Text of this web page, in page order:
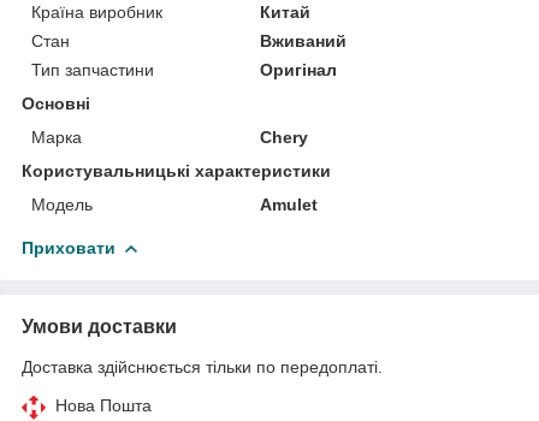
Країна виробник
Китай
Стан
Вживаний
Тип запчастини
Оригінал
Основні
Марка
Chery
Користувальницькі характеристики
Мoдель
Amulet
Приховати
Умови доставки
Доставка здійснюється тільки по передоплаті.
Нова Пошта